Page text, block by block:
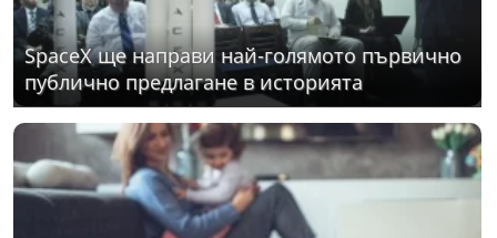
SpaceX ще направи най-голямото първично
публично предлагане в историята